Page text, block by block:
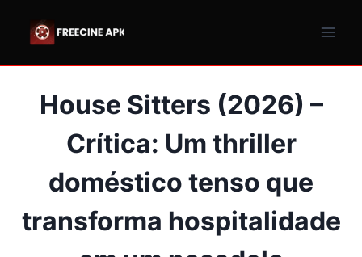
House Sitters (2026) –
Crítica: Um thriller
doméstico tenso que
transforma hospitalidade